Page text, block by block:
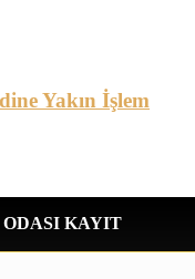
Yakın İşlem
KAYIT